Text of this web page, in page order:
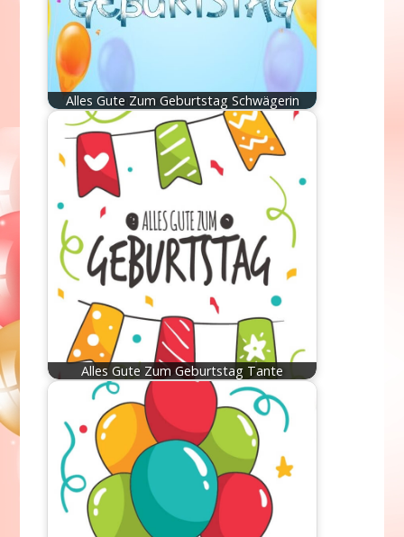
Alles Gute Zum Geburtstag Schwägerin
Alles Gute Zum Geburtstag Tante